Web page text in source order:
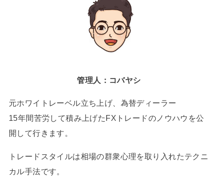
管理人：コバヤシ
元ホワイトレーベル立ち上げ、為替ディーラー
15年間苦労して積み上げたFXトレードのノウハウを公
開して行きます。
トレードスタイルは相場の群衆心理を取り入れたテクニ
カル手法です。